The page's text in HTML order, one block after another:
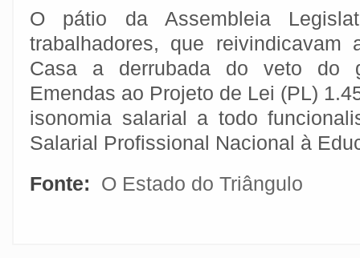
O pátio da Assembleia
trabalhadores, que reivindicavam
Casa a derrubada do veto do
Emendas ao Projeto de Lei (PL)
isonomia salarial a todo
Salarial Profissional Nacional à
Fonte:
O Estado do Triângulo